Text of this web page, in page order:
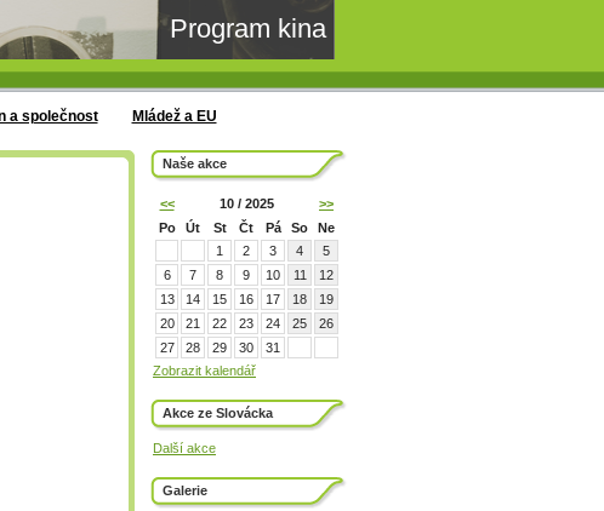
Program kina
a společnost Mládež a EU
Naše akce
<< 10 / 2025
>>
Po
Út St Čt Pá So
Ne
1
2 3 4
5
6
7 8 9 10 11
12
13
14 15 16 17 18
19
20
21 22 23 24 25
26
27
28 29 30
31
Zobrazit kalendář
Akce ze Slovácka
Další akce
Galerie